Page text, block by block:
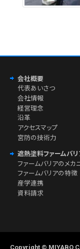
会社概要
代表あいさつ
会社情報
経営理念
沿革
アクセスマップ
宮防の技術力
遮熱塗料ファームバリ
ファームバリアのメカ
ファームバリアの特徴
産学連携
資料請求
Copyright © MIYABO